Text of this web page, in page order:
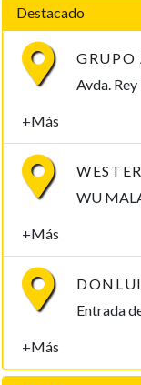
Destacado
+Más
+Más
+Más